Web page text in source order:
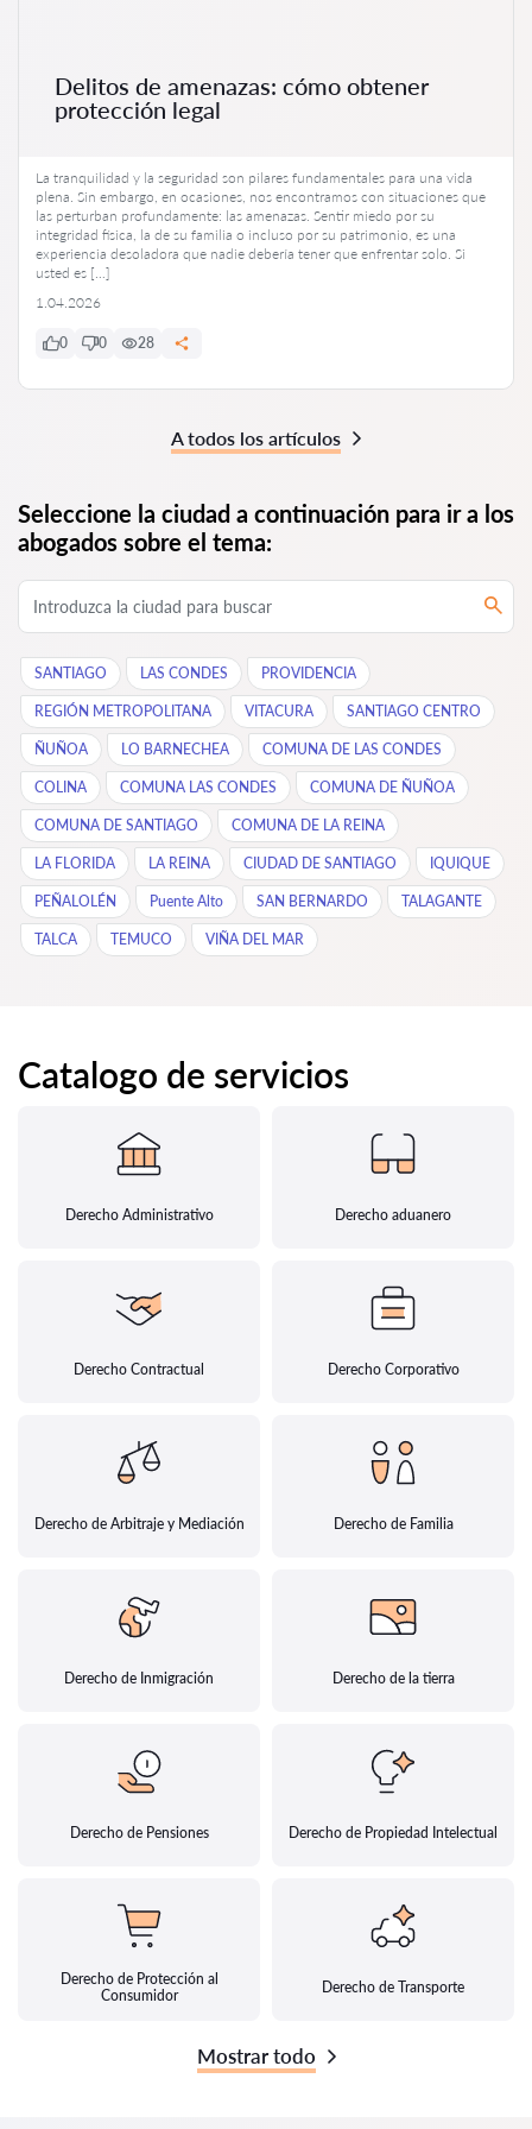
Delitos de amenazas: cómo obtener
protección legal
La tranquilidad y la seguridad son pilares fundamentales para una vida
plena. Sin embargo, en ocasiones, nos encontramos con situaciones que
las perturban profundamente: las amenazas. Sentir miedo por su
integridad física, la de su familia o incluso por su patrimonio, es una
experiencia desoladora que nadie debería tener que enfrentar solo. Si
usted es […]
1.04.2026
0 0 28
A todos los artículos
Seleccione la ciudad a continuación para ir a los
abogados sobre el tema:
SANTIAGO LAS CONDES PROVIDENCIA
REGIÓN METROPOLITANA VITACURA SANTIAGO CENTRO
ÑUÑOA LO BARNECHEA COMUNA DE LAS CONDES
COLINA COMUNA LAS CONDES COMUNA DE ÑUÑOA
COMUNA DE SANTIAGO COMUNA DE LA REINA
LA FLORIDA LA REINA CIUDAD DE SANTIAGO IQUIQUE
PEÑALOLÉN Puente Alto SAN BERNARDO TALAGANTE
TALCA TEMUCO VIÑA DEL MAR
Catalogo de servicios
Derecho Administrativo Derecho aduanero
Derecho Contractual Derecho Corporativo
Derecho de Arbitraje y Mediación Derecho de Familia
Derecho de Inmigración Derecho de la tierra
Derecho de Pensiones Derecho de Propiedad Intelectual
Derecho de Protección al
Consumidor
Derecho de Transporte
Mostrar todo